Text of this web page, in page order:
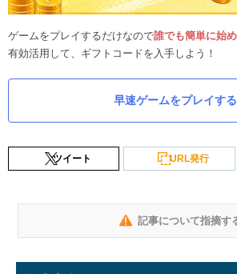
ゲームをプレイするだけなので誰でも簡単に始め
有効活用して、ギフトコードを入手しよう！
早速ゲームをプレイする
ツイート URL発行
記事について指摘す